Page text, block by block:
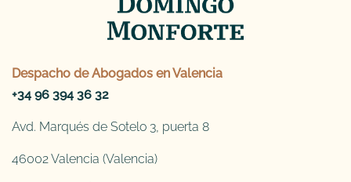
Despacho de Abogados en Valencia
+34 96 394 36 32
Avd. Marqués de Sotelo 3, puerta 8
46002 Valencia (Valencia)